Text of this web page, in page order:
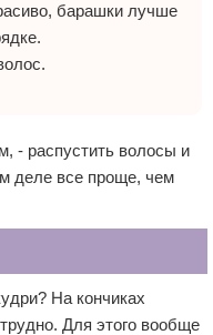
барашки лучше
- распустить волосы и
деле все проще, чем
На кончиках
Для этого вообще